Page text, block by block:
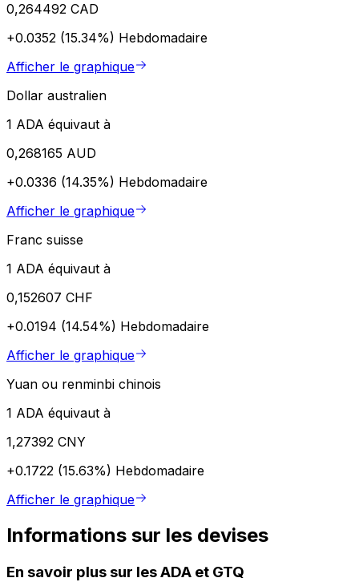
0,264492 CAD
+0.0352 (15.34%) Hebdomadaire
Afficher le graphique
Dollar australien
1 ADA équivaut à
0,268165 AUD
+0.0336 (14.35%) Hebdomadaire
Afficher le graphique
Franc suisse
1 ADA équivaut à
0,152607 CHF
+0.0194 (14.54%) Hebdomadaire
Afficher le graphique
Yuan ou renminbi chinois
1 ADA équivaut à
1,27392 CNY
+0.1722 (15.63%) Hebdomadaire
Afficher le graphique
Informations sur les devises
En savoir plus sur les ADA et GTQ